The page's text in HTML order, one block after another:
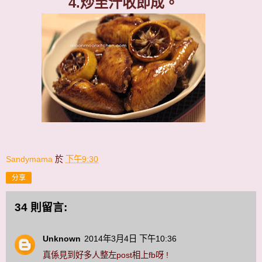
Sandymama 於 下午9:30
分享
34 則留言:
Unknown 2014年3月4日 下午10:36
真係見到好多人整左post相上fb呀 !